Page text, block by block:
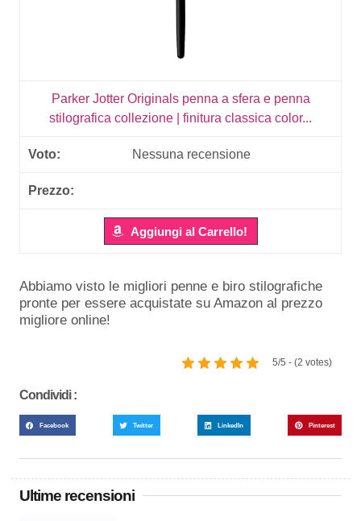
Parker Jotter Originals penna a sfera e penna
stilografica collezione | finitura classica color...
Nessuna recensione
Aggiungi al Carrello!
Abbiamo visto le migliori penne e biro stilografiche
pronte per essere acquistate su Amazon al prezzo
migliore online!
5/5 - (2 votes)
Condividi :
Facebook Twitter LinkedIn Pinterest
Ultime recensioni